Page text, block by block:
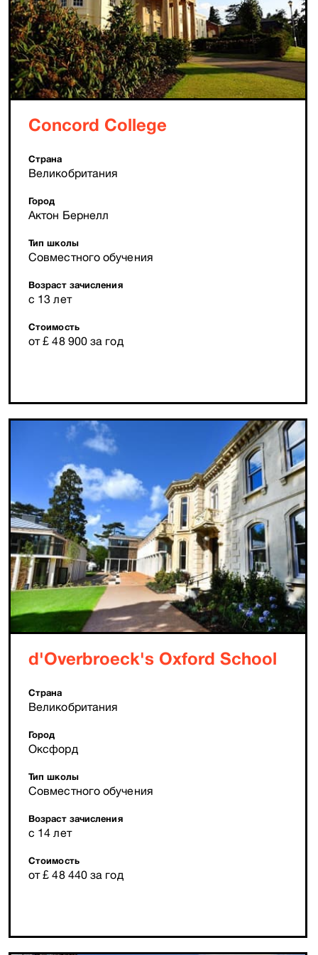
Concord College
Страна
Великобритания
Город
Актон Бернелл
Тип школы
Совместного обучения
Возраст зачисления
с 13 лет
Стоимость
от £ 48 900 за год
d'Overbroeck's Oxford School
Страна
Великобритания
Город
Оксфорд
Тип школы
Совместного обучения
Возраст зачисления
с 14 лет
Стоимость
от £ 48 440 за год